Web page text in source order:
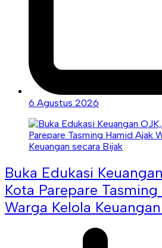
6 Agustus 2026
Buka Edukasi
Kota Parepare
Warga Kelola